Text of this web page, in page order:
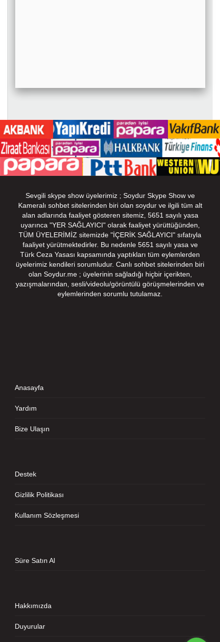
Sevgili skype show üyelerimiz ; Soydur Skype Show ve
Kameralı sohbet sitelerinden biri olan soydur ve ilgili tüm alt
alan adlarında faaliyet gösteren sitemiz, 5651 sayılı yasa
uyarınca "YER SAĞLAYICI" olarak faaliyet yürüttüğünden,
TÜM ÜYELERİMİZ sitemizde "İÇERİK SAĞLAYICI" sıfatıyla
faaliyet yürütmektedirler. Bu nedenle 5651 sayılı yasa ve
Türk Ceza Yasası kapsamında yaptıkları tüm eylemlerden
üyelerimiz kendileri sorumludur. Canlı sohbet sitelerinden biri
olan Soydur.me ; üyelerinin sağladığı hiçbir içerikten,
yazışmalarından, sesli/videolu/görüntülü görüşmelerinden ve
eylemlerinden sorumlu tutulamaz.
Anasayfa
Yardım
Bize Ulaşın
Destek
Gizlilik Politikası
Kullanım Sözleşmesi
Süre Satın Al
Hakkımızda
Duyurular